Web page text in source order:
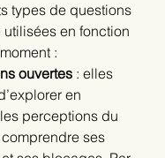
types de questions
en fonction
:
ouvertes : elles
en
perceptions du
ses